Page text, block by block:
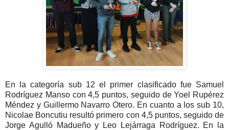
En la categoría sub 12 el primer clasificado fue Samuel
Rodríguez Manso con 4,5 puntos, seguido de Yoel Rupérez
Méndez y Guillermo Navarro Otero. En cuanto a los sub 10,
Nicolae Boncutiu resultó primero con 4,5 puntos, seguido de
Jorge Agulló Madueño y Leo Lejárraga Rodríguez. En la